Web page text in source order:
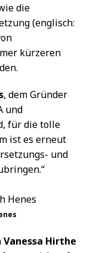
die
(englisch:
kürzeren
, dem Gründer
und
für die tolle
ist es erneut
und
Vanessa Hirthe